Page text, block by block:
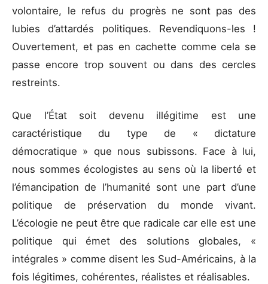
volontaire, le refus du progrès ne sont pas des
lubies d’attardés politiques. Revendiquons-les !
Ouvertement, et pas en cachette comme cela se
passe encore trop souvent ou dans des cercles
restreints.
Que l’État soit devenu illégitime est une
caractéristique du type de « dictature
démocratique » que nous subissons. Face à lui,
nous sommes écologistes au sens où la liberté et
l’émancipation de l’humanité sont une part d’une
politique de préservation du monde vivant.
L’écologie ne peut être que radicale car elle est une
politique qui émet des solutions globales, «
intégrales » comme disent les Sud-Américains, à la
fois légitimes, cohérentes, réalistes et réalisables.